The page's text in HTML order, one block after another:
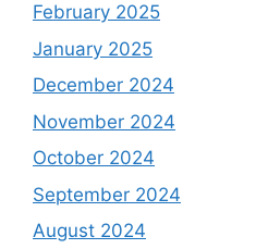
February 2025
January 2025
December 2024
November 2024
October 2024
September 2024
August 2024